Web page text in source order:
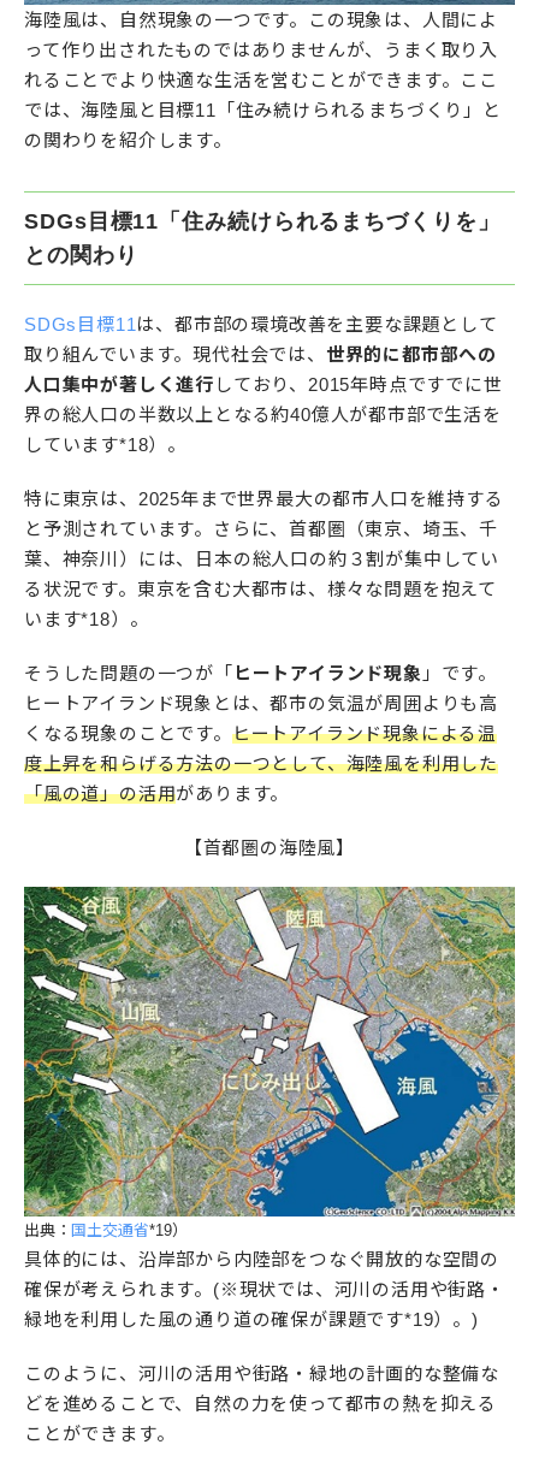
海陸風は、自然現象の一つです。この現象は、人間によ
って作り出されたものではありませんが、うまく取り入
れることでより快適な生活を営むことができます。ここ
では、海陸風と目標11「住み続けられるまちづくり」と
の関わりを紹介します。
SDGs目標11「住み続けられるまちづくりを」
との関わり
SDGs目標11 は、都市部の環境改善を主要な課題として
取り組んでいます。現代社会では、 世界的に都市部への
人口集中が著しく進行 しており、2015年時点ですでに世
界の総人口の半数以上となる約40億人が都市部で生活を
しています*18）。
特に東京は、2025年まで世界最大の都市人口を維持する
と予測されています。さらに、首都圏（東京、埼玉、千
葉、神奈川）には、日本の総人口の約３割が集中してい
る状況です。東京を含む大都市は、様々な問題を抱えて
います*18）。
そうした問題の一つが「 ヒートアイランド現象 」です。
ヒートアイランド現象とは、都市の気温が周囲よりも高
くなる現象のことです。 ヒートアイランド現象による温
度上昇を和らげる方法の一つとして、海陸風を利用した
「風の道」の活用があります。
【首都圏の海陸風】
出典： 国土交通省*19）
具体的には、沿岸部から内陸部をつなぐ開放的な空間の
確保が考えられます。(※現状では、河川の活用や街路・
緑地を利用した風の通り道の確保が課題です*19）。)
このように、河川の活用や街路・緑地の計画的な整備な
どを進めることで、自然の力を使って都市の熱を抑える
ことができます。